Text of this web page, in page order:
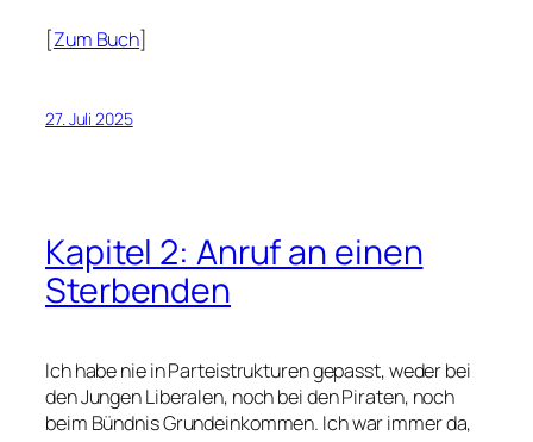
[Zum Buch]
27. Juli 2025
Kapitel 2: Anruf an einen
Sterbenden
Ich habe nie in Parteistrukturen gepasst, weder bei
den Jungen Liberalen, noch bei den Piraten, noch
beim Bündnis Grundeinkommen. Ich war immer da,